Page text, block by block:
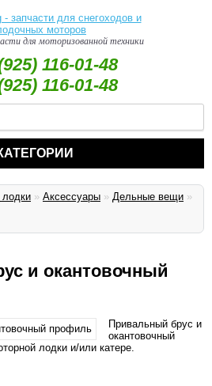
для моторизованной техники
116-01-48
116-01-48
» Аксессуары » Дельные вещи »
и окантовочный
Привальный брус и
окантовочный
лодки и/или катере.